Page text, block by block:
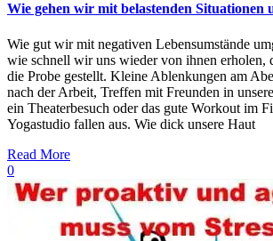
Wie gehen wir mit belastenden Situationen
Wie gut wir mit negativen Lebensumstände
wie schnell wir uns wieder von ihnen erholen,
die Probe gestellt. Kleine Ablenkungen am
nach der Arbeit, Treffen mit Freunden in
ein Theaterbesuch oder das gute Workout im
Yogastudio fallen aus. Wie dick unsere Haut
Read More
0